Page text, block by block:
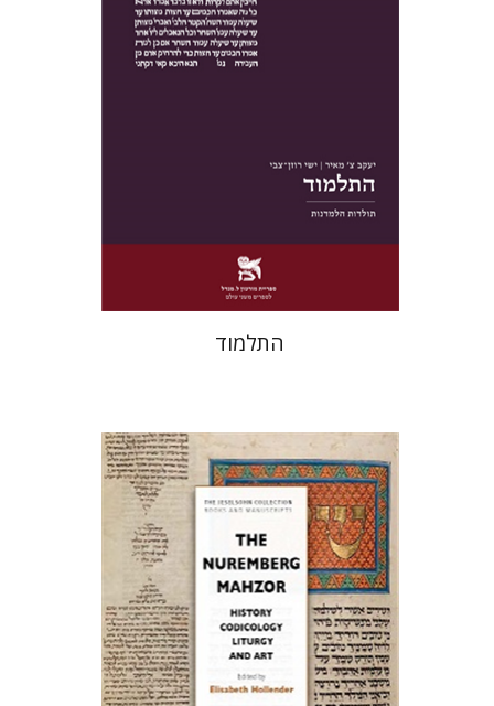
הנחת אתר ספר מודפס
$42
$38
התלמוד
אליזבט הולנדר